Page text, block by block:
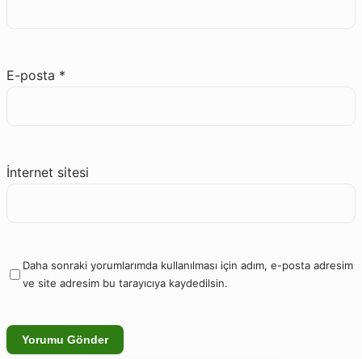
E-posta *
İnternet sitesi
Daha sonraki yorumlarımda kullanılması için adım, e-posta adresim
ve site adresim bu tarayıcıya kaydedilsin.